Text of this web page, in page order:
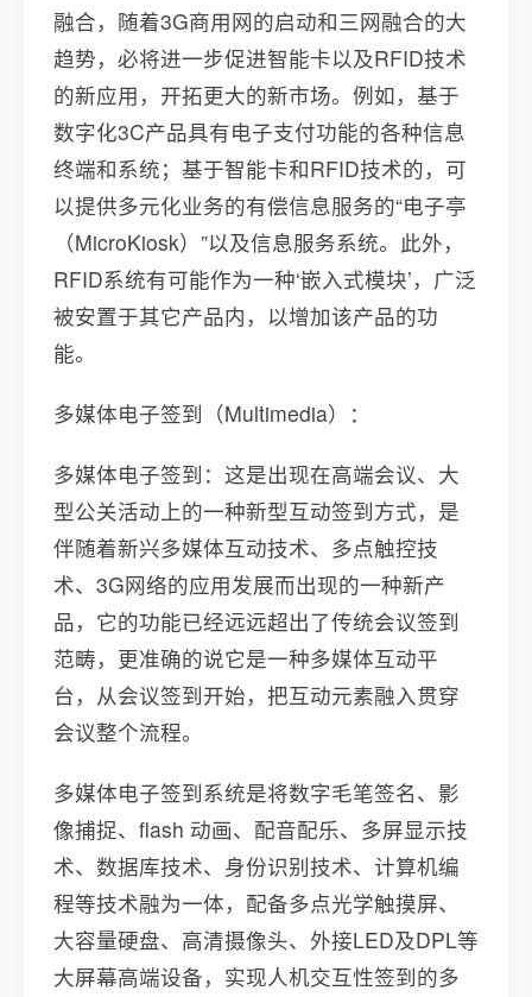
融合，随着3G商用网的启动和三网融合的大
趋势，必将进一步促进智能卡以及RFID技术
的新应用，开拓更大的新市场。例如，基于
数字化3C产品具有电子支付功能的各种信息
终端和系统；基于智能卡和RFID技术的，可
以提供多元化业务的有偿信息服务的“电子亭
（MicroKiosk）”以及信息服务系统。此外，
RFID系统有可能作为一种‘嵌入式模块’，广泛
被安置于其它产品内，以增加该产品的功
能。
多媒体电子签到（Multimedia）：
多媒体电子签到：这是出现在高端会议、大
型公关活动上的一种新型互动签到方式，是
伴随着新兴多媒体互动技术、多点触控技
术、3G网络的应用发展而出现的一种新产
品，它的功能已经远远超出了传统会议签到
范畴，更准确的说它是一种多媒体互动平
台，从会议签到开始，把互动元素融入贯穿
会议整个流程。
多媒体电子签到系统是将数字毛笔签名、影
像捕捉、flash 动画、配音配乐、多屏显示技
术、数据库技术、身份识别技术、计算机编
程等技术融为一体，配备多点光学触摸屏、
大容量硬盘、高清摄像头、外接LED及DPL等
大屏幕高端设备，实现人机交互性签到的多